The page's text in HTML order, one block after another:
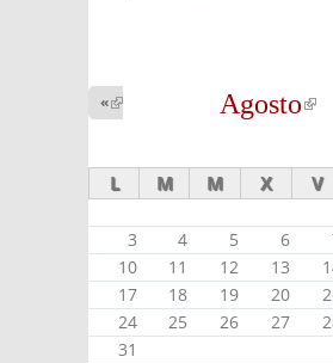
Agosto
«
external)
L M M X V
3
4 5 6
10
11 12 13
17
18 19 20
24
25 26 27
31